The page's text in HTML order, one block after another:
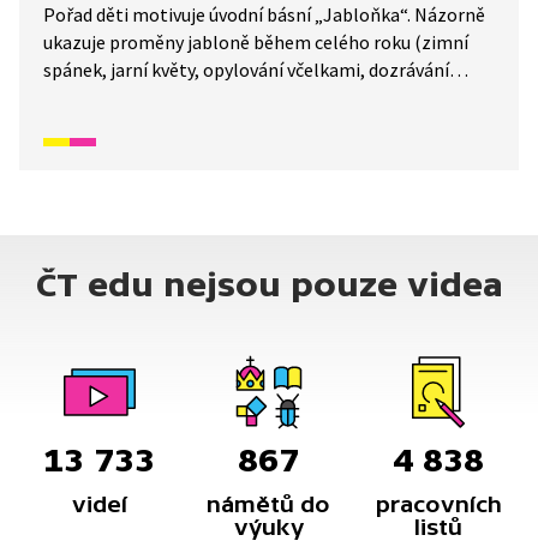
Pořad děti motivuje úvodní básní „Jabloňka“. Názorně
ukazuje proměny jabloně během celého roku (zimní
spánek, jarní květy, opylování včelkami, dozrávání
i nápady, co všechno se dá z jablek udělat a vyrobit.
ČT edu nejsou pouze videa
13 733
videí
867
námětů do
výuky
4 838
pracovních
listů